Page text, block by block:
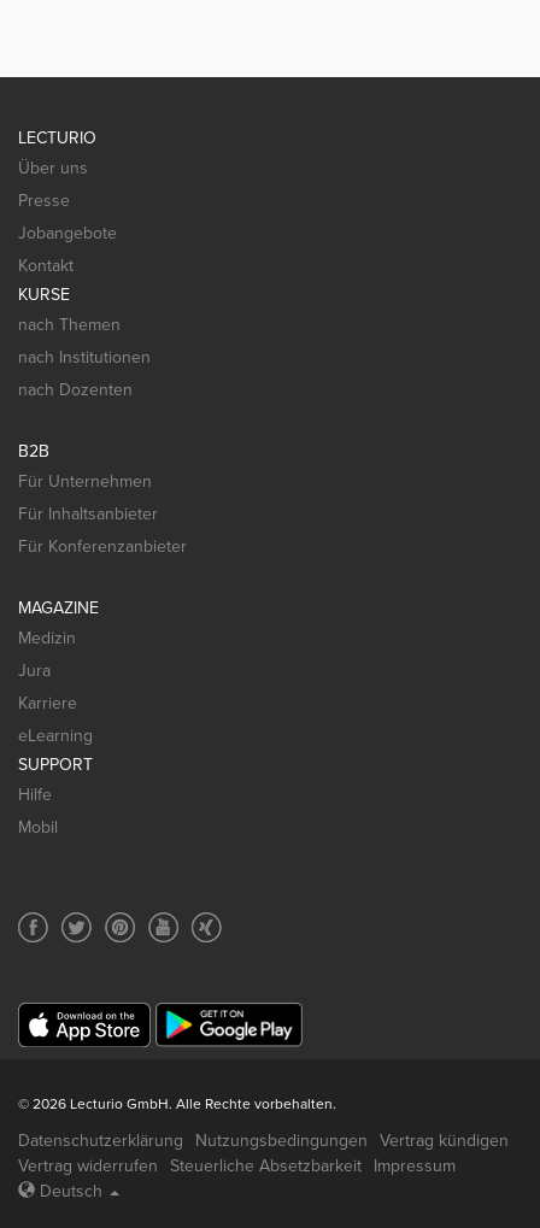
LECTURIO
Über uns
Presse
Jobangebote
Kontakt
KURSE
nach Themen
nach Institutionen
nach Dozenten
B2B
Für Unternehmen
Für Inhaltsanbieter
Für Konferenzanbieter
MAGAZINE
Medizin
Jura
Karriere
eLearning
SUPPORT
Hilfe
Mobil
© 2026 Lecturio GmbH. Alle Rechte vorbehalten.
Datenschutzerklärung Nutzungsbedingungen
Vertrag kündigen
Vertrag widerrufen
Steuerliche Absetzbarkeit
Impressum
Deutsch